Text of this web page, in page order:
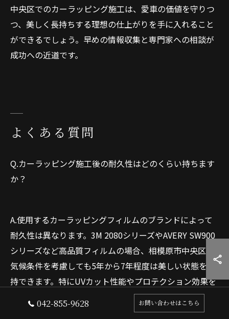
中央区でのカーラッピング施工は、愛車の価値を守りつ
つ、美しく長持ちする理想の仕上がりを手に入れること
ができるでしょう。早めの情報収集と専門家への相談が
成功への近道です。
よくある質問
Q.カーラッピング施工後の耐久性はどのくらい持ちます
か？
A.使用するカーラッピングフィルムのブランドによって
耐久性は異なります。3M 2080シリーズやAVERY SW900
シリーズなど高品質フィルムの場合、相模原市中央区の
気候条件を考慮しても5年から7年程度は美しい状態を維
持できます。特にUVカット性能やプロテクション効果を
持つフィルムを選択すれば、紫外線や飛び石、小傷など
のダメージからボディを保護するメリットがあります。
042-855-9628 お問い合わせはこちら